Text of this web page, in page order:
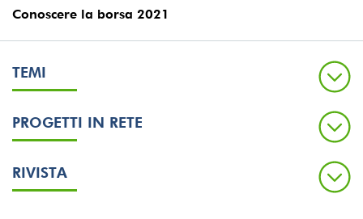
Conoscere la borsa 2021
TEMI
PROGETTI IN RETE
RIVISTA